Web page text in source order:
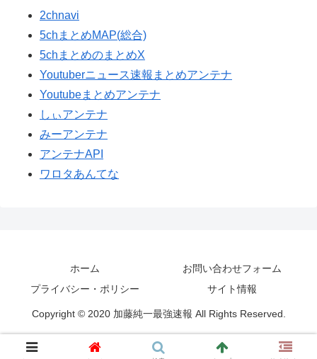
2chnavi
5chまとめMAP(総合)
5chまとめのまとめX
Youtuberニュース速報まとめアンテナ
Youtubeまとめアンテナ
しぃアンテナ
みーアンテナ
アンテナAPI
ワロタあんてな
ホーム
お問い合わせフォーム
プライバシー・ポリシー
サイト情報
Copyright © 2020 加藤純一最強速報 All Rights Reserved.